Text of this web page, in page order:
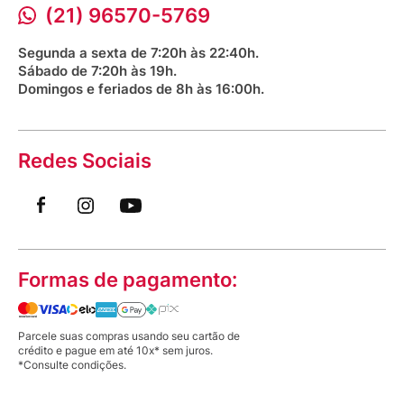
Procon RJ
Saúde na praça
(21) 96570-5769
Segunda a sexta de 7:20h às 22:40h.
Sábado de 7:20h às 19h.
Domingos e feriados de 8h às 16:00h.
Redes Sociais
Formas de pagamento:
Parcele suas compras usando seu cartão de
crédito e pague em até 10x* sem juros.
*Consulte condições.